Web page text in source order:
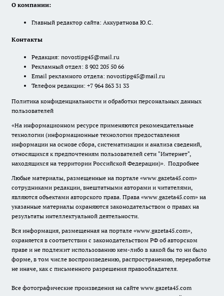
О компании:
Главный редактор сайта: Аккуратнова Ю.С.
Контакты
Редакция: novostipg45@mail.ru
Рекламный отдел: 8 902 205 50 66
Email рекламного отдела: novostipg45@mail.ru
Телефон редакции: +7 964 863 31 33
Политика конфиденциальности и обработки персональных данных
пользователей
«На информационном ресурсе применяются рекомендательные
технологии (информационные технологии предоставления
информации на основе сбора, систематизации и анализа сведений,
относящихся к предпочтениям пользователей сети "Интернет",
находящихся на территории Российской Федерации)». Подробнее
Любые материалы, размещенные на портале «www.gazeta45.com»
сотрудниками редакции, внештатными авторами и читателями,
являются объектами авторского права. Права «www.gazeta45.com» на
указанные материалы охраняются законодательством о правах на
результаты интеллектуальной деятельности.
Вся информация, размещенная на портале «www.gazeta45.com»,
охраняется в соответствии с законодательством РФ об авторском
праве и не подлежит использованию кем-либо в какой бы то ни было
форме, в том числе воспроизведению, распространению, переработке
не иначе, как с письменного разрешения правообладателя.
Все фотографические произведения на сайте www.gazeta45.com